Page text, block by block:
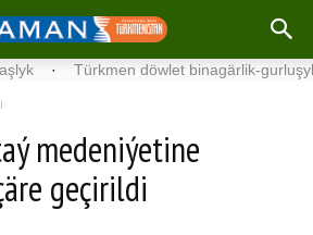
· Türkmen döwlet binagärlik-gurluşyk
medeniýetine
geçirildi